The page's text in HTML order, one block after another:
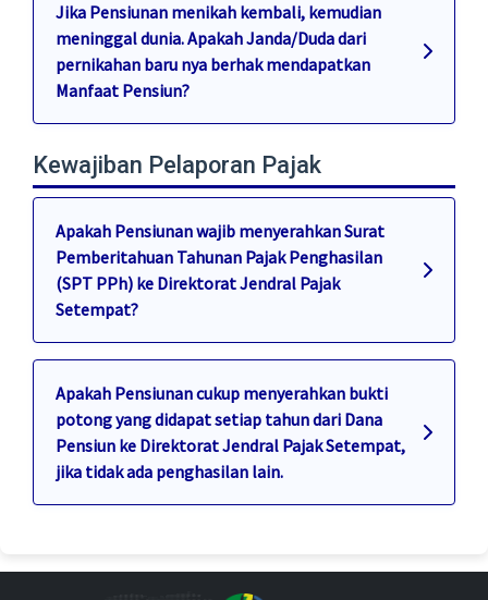
Jika Pensiunan menikah kembali, kemudian
meninggal dunia. Apakah Janda/Duda dari
pernikahan baru nya berhak mendapatkan
Manfaat Pensiun?
Kewajiban Pelaporan Pajak
Apakah Pensiunan wajib menyerahkan Surat
Pemberitahuan Tahunan Pajak Penghasilan
(SPT PPh) ke Direktorat Jendral Pajak
Setempat?
Apakah Pensiunan cukup menyerahkan bukti
potong yang didapat setiap tahun dari Dana
Pensiun ke Direktorat Jendral Pajak Setempat,
jika tidak ada penghasilan lain.